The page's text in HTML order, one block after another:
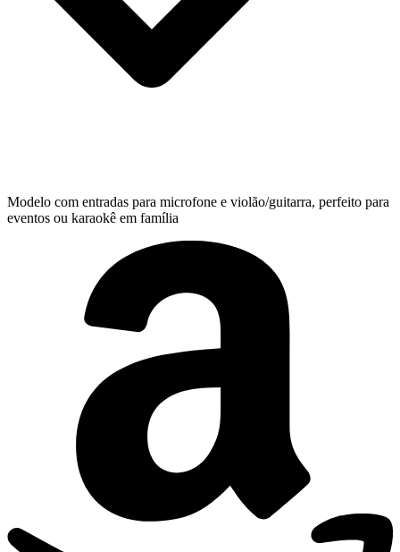
Modelo com entradas para microfone e violão/guitarra, perfeito para
eventos ou karaokê em família